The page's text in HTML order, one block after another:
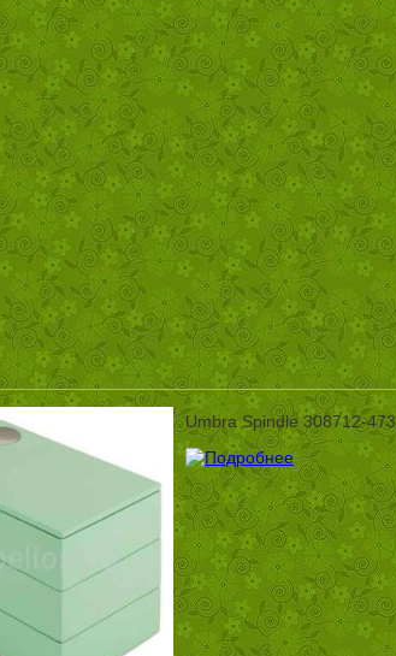
Umbra Spindle 308712-473